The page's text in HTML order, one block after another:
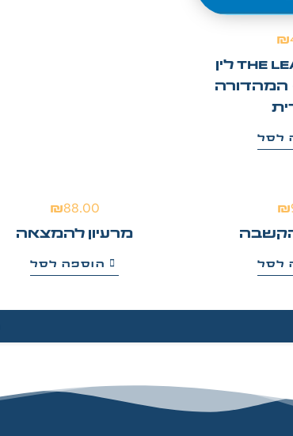
₪
The Lean Startup לין
לסל
₪
לסל
₪88.00
מרעיון להמצאה
הוספה לסל